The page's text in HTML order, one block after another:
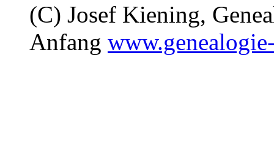
(C) Josef Kiening,
Anfang